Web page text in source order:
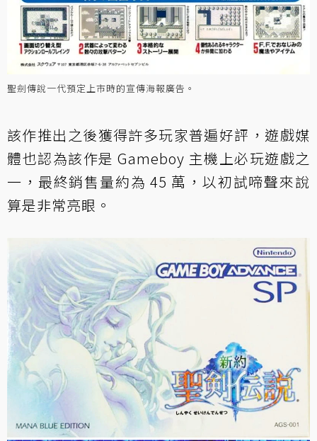
聖劍傳說一代預定上市時的宣傳海報廣告。
該作推出之後獲得許多玩家普遍好評，遊戲媒
體也認為該作是 Gameboy 主機上必玩遊戲之
一，最終銷售量約為 45 萬，以初試啼聲來說
算是非常亮眼。